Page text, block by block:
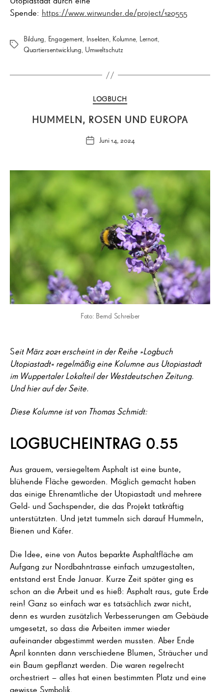
Spende: https://www.wirwunder.de/project/120555
Schlagwörter
Bildung, Engagement, Insekten, Kolumne, Lernort,
Quartiersentwicklung, Umweltschutz
Kategorien
LOGBUCH
HUMMELN, ROSEN UND EUROPA
Veröffentlichungsdatum
Juni 14, 2024
Foto: Bernd Schreiber
Seit März 2021 erscheint in der Reihe »Logbuch
Utopiastadt« regelmäßig eine Kolumne aus Utopiastadt
im Wuppertaler Lokalteil der Westdeutschen Zeitung.
Und hier auf der Seite.
Diese Kolumne ist von Thomas Schmidt:
LOGBUCHEINTRAG 0.55
Aus grauem, versiegeltem Asphalt ist eine bunte,
blühende Fläche geworden. Möglich gemacht haben
das einige Ehrenamtliche der Utopiastadt und mehrere
Geld- und Sachspender, die das Projekt tatkräftig
unterstützten. Und jetzt tummeln sich darauf Hummeln,
Bienen und Käfer.
Die Idee, eine von Autos beparkte Asphaltfläche am
Aufgang zur Nordbahntrasse einfach umzugestalten,
entstand erst Ende Januar. Kurze Zeit später ging es
schon an die Arbeit und es hieß: Asphalt raus, gute Erde
rein! Ganz so einfach war es tatsächlich zwar nicht,
denn es wurden zusätzlich Verbesserungen am Gebäude
umgesetzt, so dass die Arbeiten immer wieder
aufeinander abgestimmt werden mussten. Aber Ende
April konnten dann verschiedene Blumen, Sträucher und
ein Baum gepflanzt werden. Die waren regelrecht
orchestriert – alles hat einen bestimmten Platz und eine
gewisse Symbolik.